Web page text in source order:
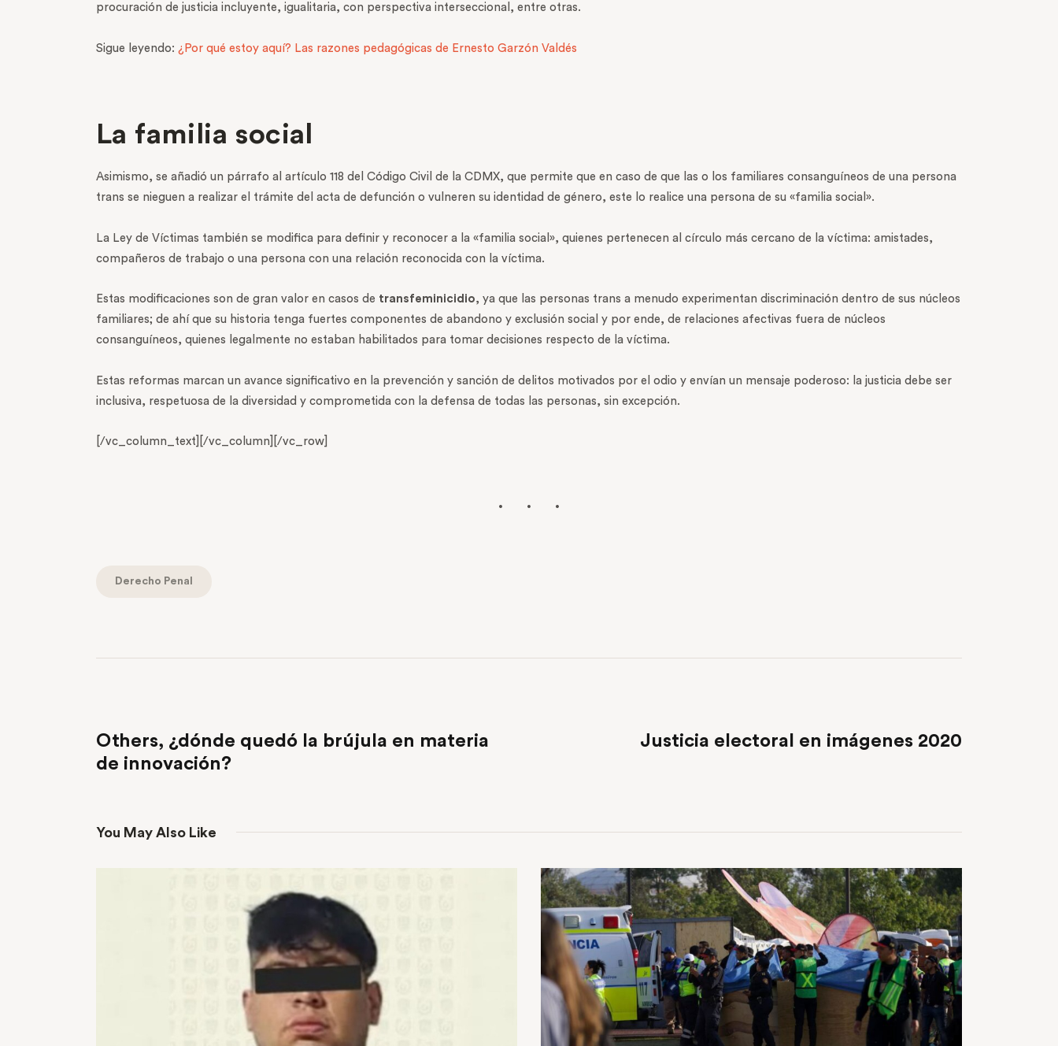
procuración de justicia incluyente, igualitaria, con perspectiva interseccional, entre otras.
Sigue leyendo: ¿Por qué estoy aquí? Las razones pedagógicas de Ernesto Garzón Valdés
La familia social
Asimismo, se añadió un párrafo al artículo 118 del Código Civil de la CDMX, que permite que en caso de que las o los familiares consanguíneos de una persona
trans se nieguen a realizar el trámite del acta de defunción o vulneren su identidad de género, este lo realice una persona de su «familia social».
La Ley de Víctimas también se modifica para definir y reconocer a la «familia social», quienes pertenecen al círculo más cercano de la víctima: amistades,
compañeros de trabajo o una persona con una relación reconocida con la víctima.
Estas modificaciones son de gran valor en casos de transfeminicidio, ya que las personas trans a menudo experimentan discriminación dentro de sus núcleos
familiares; de ahí que su historia tenga fuertes componentes de abandono y exclusión social y por ende, de relaciones afectivas fuera de núcleos
consanguíneos, quienes legalmente no estaban habilitados para tomar decisiones respecto de la víctima.
Estas reformas marcan un avance significativo en la prevención y sanción de delitos motivados por el odio y envían un mensaje poderoso: la justicia debe ser
inclusiva, respetuosa de la diversidad y comprometida con la defensa de todas las personas, sin excepción.
[/vc_column_text][/vc_column][/vc_row]
Derecho Penal
Others, ¿dónde quedó la brújula en materia
de innovación?
Justicia electoral en imágenes 2020
You May Also Like